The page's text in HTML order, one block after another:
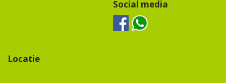
Social media
Locatie